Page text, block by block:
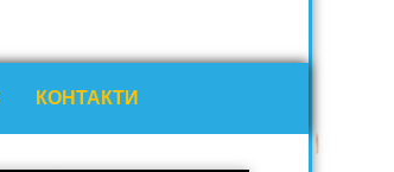
КОНТАКТИ